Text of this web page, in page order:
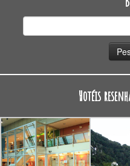
Hotéis